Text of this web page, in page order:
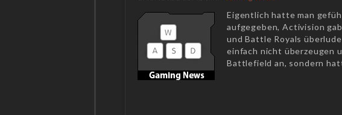
Eigentlich hatte man
aufgegeben, Activision
und Battle Royals
einfach nicht überzeugen
Battlefield an, sondern